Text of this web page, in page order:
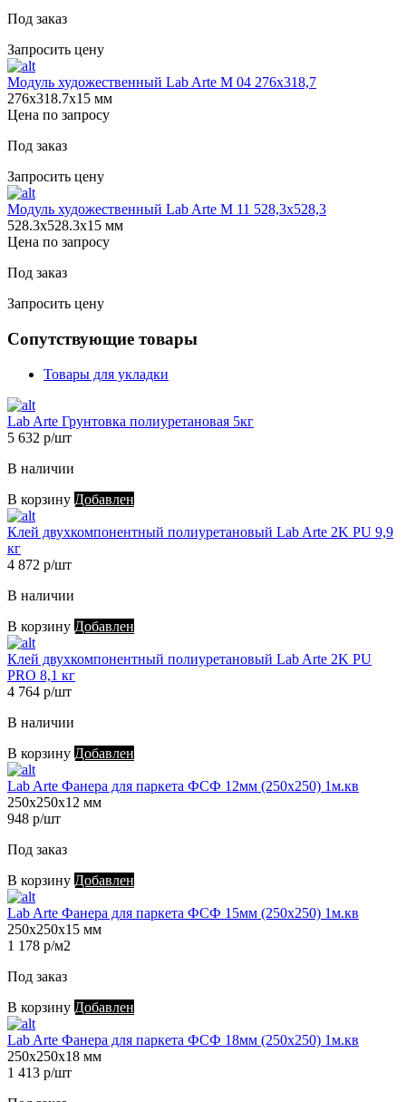
Под заказ
Запросить цену
Модуль художественный Lab Arte М 04 276х318,7
276х318.7х15 мм
Цена по запросу
Под заказ
Запросить цену
Модуль художественный Lab Arte М 11 528,3х528,3
528.3х528.3х15 мм
Цена по запросу
Под заказ
Запросить цену
Сопутствующие товары
Товары для укладки
Lab Arte Грунтовка полиуретановая 5кг
5 632 р/шт
В наличии
В корзину Добавлен
Клей двухкомпонентный полиуретановый Lab Arte 2K PU 9,9
кг
4 872 р/шт
В наличии
В корзину Добавлен
Клей двухкомпонентный полиуретановый Lab Arte 2K PU
PRO 8,1 кг
4 764 р/шт
В наличии
В корзину Добавлен
Lab Arte Фанера для паркета ФСФ 12мм (250х250) 1м.кв
250х250х12 мм
948 р/шт
Под заказ
В корзину Добавлен
Lab Arte Фанера для паркета ФСФ 15мм (250х250) 1м.кв
250х250х15 мм
1 178 р/м2
Под заказ
В корзину Добавлен
Lab Arte Фанера для паркета ФСФ 18мм (250х250) 1м.кв
250х250х18 мм
1 413 р/шт